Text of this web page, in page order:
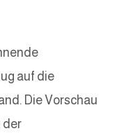
auf die
Die Vorschau
der